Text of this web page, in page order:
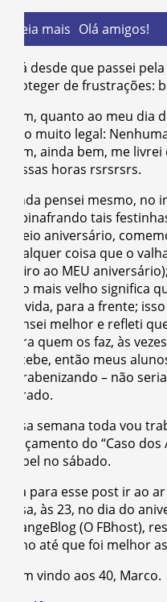
Leia mais Olá amigos!
E já desde que passei
proteger de frustrações:
Bem, quanto ao meu dia
algo muito legal:
mim, ainda bem, me
nessas horas rsrsrsrs.
Ainda pensei mesmo,
espinafrando tais
odeio aniversário,
qualquer coisa que o
refiro ao MEU
ano mais velho significa
de vida, para a frente;
pensei melhor e refleti
para quem os faz, às
recebe, então meus
parabenizando – não
agrado.
Essa semana toda vou
lançamento do “Caso
papel no sábado.
Era para esse post ir ao
casa, às 23, no dia do
EvangeBlog (O FBhost),
acho até que foi melhor
Bem vindo aos 40, Marco.